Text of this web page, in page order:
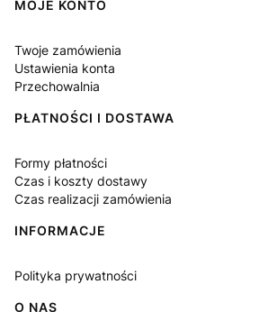
MOJE KONTO
Twoje zamówienia
Ustawienia konta
Przechowalnia
PŁATNOŚCI I DOSTAWA
Formy płatności
Czas i koszty dostawy
Czas realizacji zamówienia
INFORMACJE
Polityka prywatności
O NAS